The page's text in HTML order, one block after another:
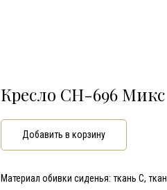
Кресло СН-696
Добавить в корзину
Материал обивки сиденья: ткань С,